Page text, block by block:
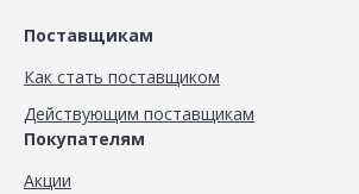
Поставщикам
Как стать поставщиком
Действующим поставщикам
Покупателям
Акции